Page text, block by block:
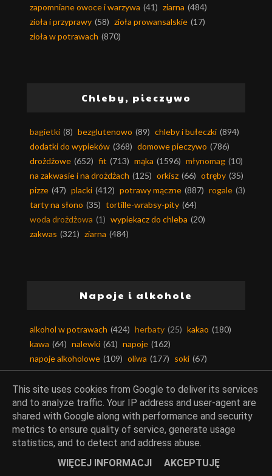
zapomniane owoce i warzywa (41) ziarna (484)
zioła i przyprawy (58) zioła prowansalskie (17)
zioła w potrawach (870)
Chleby, pieczywo
bagietki (8) bezglutenowo (89) chleby i bułeczki (894)
dodatki do wypieków (368) domowe pieczywo (786)
drożdżowe (652) fit (713) mąka (1596) młynomag (10)
na zakwasie i na drożdżach (125) orkisz (66) otręby (35)
pizze (47) placki (412) potrawy mączne (887) rogale (3)
tarty na słono (35) tortille-wrabsy-pity (64)
woda drożdżowa (1) wypiekacz do chleba (20)
zakwas (321) ziarna (484)
Napoje i alkohole
alkohol w potrawach (424) herbaty (25) kakao (180)
kawa (64) nalewki (61) napoje (162)
napoje alkoholowe (109) oliwa (177) soki (67)
syropy (52)
Owoce
(23) ananasy (10) arbuz (17) aronia (5)
This site uses cookies from Google to deliver its services
and to analyze traffic. Your IP address and user-agent are
shared with Google along with performance and security
metrics to ensure quality of service, generate usage
statistics, and to detect and address abuse.
WIĘCEJ INFORMACJI
AKCEPTUJĘ